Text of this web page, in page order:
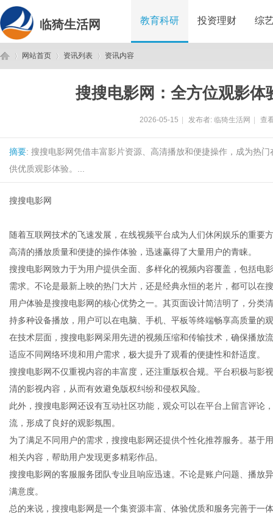
临猗生活网 教育科研 投资理财 综
网站首页 资讯列表 资讯内容
搜搜电影网：全方位观影体
2026-05-15 发布者: 临猗生活网 查
摘要: 搜搜电影网凭借丰富影片资源、高清播放和便捷操作，成为热
供优质观影体验。...
搜搜电影网
随着互联网技术的飞速发展，在线视频平台成为人们休闲娱乐的重要
高清的播放质量和便捷的操作体验，迅速赢得了大量用户的青睐。
搜搜电影网致力于为用户提供全面、多样化的视频内容覆盖，包括电
需求。不论是最新上映的热门大片，还是经典永恒的老片，都可以在
用户体验是搜搜电影网的核心优势之一。其页面设计简洁明了，分类
持多种设备播放，用户可以在电脑、手机、平板等终端畅享高质量的
在技术层面，搜搜电影网采用先进的视频压缩和传输技术，确保播放
适应不同网络环境和用户需求，极大提升了观看的便捷性和舒适度。
搜搜电影网不仅重视内容的丰富度，还注重版权合规。平台积极与影
清的影视内容，从而有效避免版权纠纷和侵权风险。
此外，搜搜电影网还设有互动社区功能，观众可以在平台上留言评论
流，形成了良好的观影氛围。
为了满足不同用户的需求，搜搜电影网还提供个性化推荐服务。基于
相关内容，帮助用户发现更多精彩作品。
搜搜电影网的客服服务团队专业且响应迅速。不论是账户问题、播放
满意度。
总的来说，搜搜电影网是一个集资源丰富、体验优质和服务完善于一